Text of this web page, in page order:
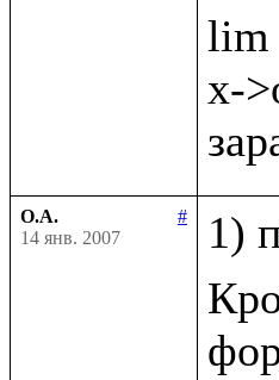
lim
x-
О.А.
#
14 янв. 2007
1)